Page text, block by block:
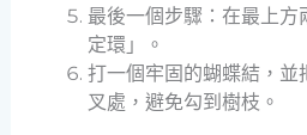
最後一個步驟：在最上方
定環」。
打一個牢固的蝴蝶結，並
叉處，避免勾到樹枝。